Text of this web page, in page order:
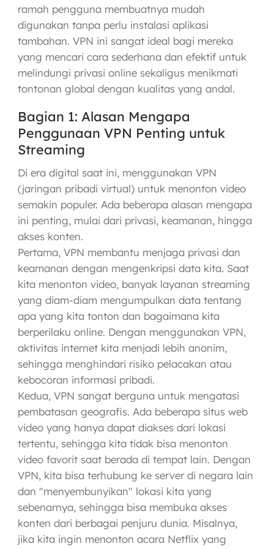
ramah pengguna membuatnya mudah
digunakan tanpa perlu instalasi aplikasi
tambahan. VPN ini sangat ideal bagi mereka
yang mencari cara sederhana dan efektif untuk
melindungi privasi online sekaligus menikmati
tontonan global dengan kualitas yang andal.
Bagian 1: Alasan Mengapa
Penggunaan VPN Penting untuk
Streaming
Di era digital saat ini, menggunakan VPN
(jaringan pribadi virtual) untuk menonton video
semakin populer. Ada beberapa alasan mengapa
ini penting, mulai dari privasi, keamanan, hingga
akses konten.
Pertama, VPN membantu menjaga privasi dan
keamanan dengan mengenkripsi data kita. Saat
kita menonton video, banyak layanan streaming
yang diam-diam mengumpulkan data tentang
apa yang kita tonton dan bagaimana kita
berperilaku online. Dengan menggunakan VPN,
aktivitas internet kita menjadi lebih anonim,
sehingga menghindari risiko pelacakan atau
kebocoran informasi pribadi.
Kedua, VPN sangat berguna untuk mengatasi
pembatasan geografis. Ada beberapa situs web
video yang hanya dapat diakses dari lokasi
tertentu, sehingga kita tidak bisa menonton
video favorit saat berada di tempat lain. Dengan
VPN, kita bisa terhubung ke server di negara lain
dan "menyembunyikan" lokasi kita yang
sebenarnya, sehingga bisa membuka akses
konten dari berbagai penjuru dunia. Misalnya,
jika kita ingin menonton acara Netflix yang